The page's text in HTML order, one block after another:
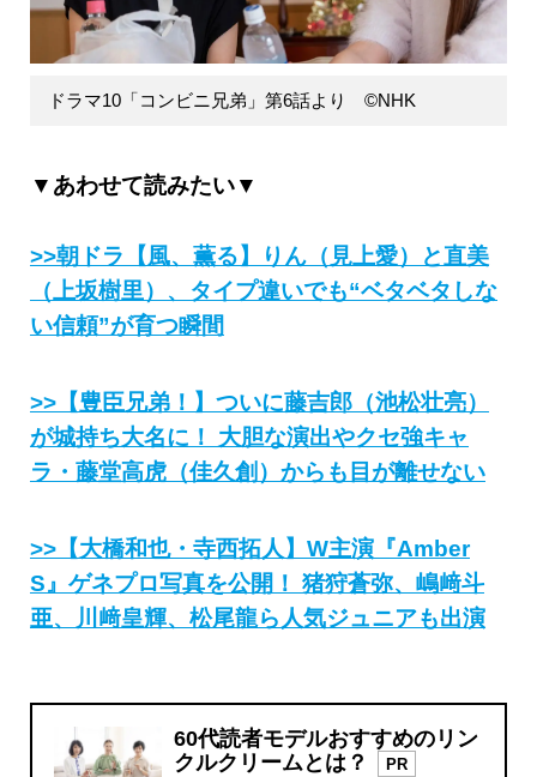
ドラマ10「コンビニ兄弟」第6話より ©NHK
▼あわせて読みたい▼
>>朝ドラ【風、薫る】りん（見上愛）と直美
（上坂樹里）、タイプ違いでも“ベタベタしな
い信頼”が育つ瞬間
>>【豊臣兄弟！】ついに藤吉郎（池松壮亮）
が城持ち大名に！ 大胆な演出やクセ強キャ
ラ・藤堂高虎（佳久創）からも目が離せない
>>【大橋和也・寺西拓人】W主演『Amber
S』ゲネプロ写真を公開！ 猪狩蒼弥、嶋﨑斗
亜、川﨑皇輝、松尾龍ら人気ジュニアも出演
60代読者モデルおすすめのリン
クルクリームとは？
PR